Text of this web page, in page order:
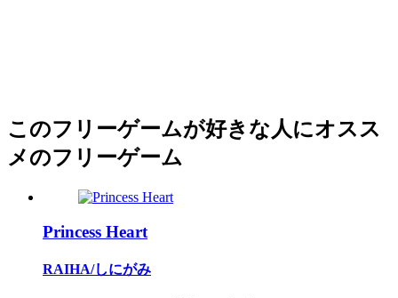
このフリーゲームが好きな人にオスス
メのフリーゲーム
Princess Heart
RAIHA/しにがみ